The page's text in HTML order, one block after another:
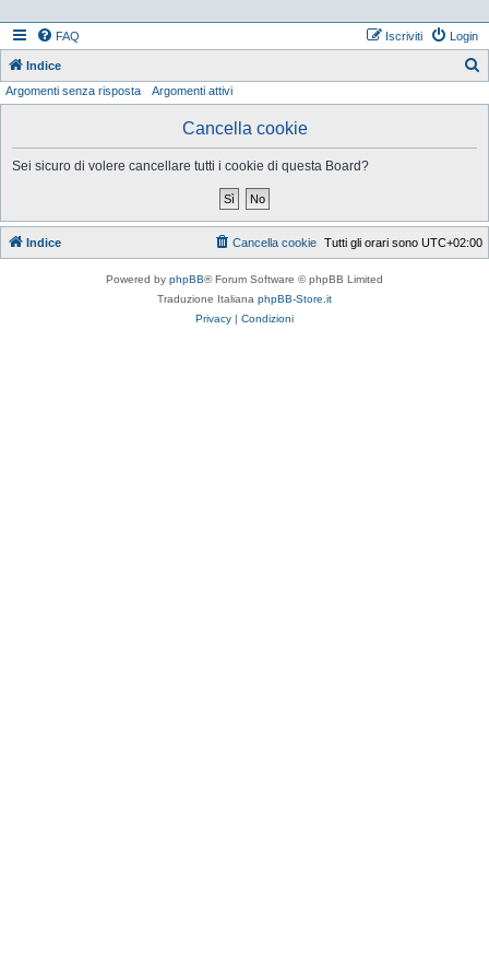
FAQ Login
Iscriviti
Indice
Argomenti senza risposta Argomenti attivi
Cancella cookie
Sei sicuro di volere cancellare tutti i cookie di questa Board?
Indice Tutti gli orari sono UTC+02:00
Cancella cookie
Powered by phpBB® Forum Software © phpBB Limited
Traduzione Italiana phpBB-Store.it
Privacy | Condizioni